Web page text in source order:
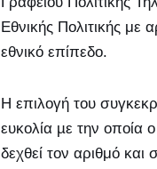
Εθνικής Πολιτικής με
εθνικό επίπεδο.
Η επιλογή του
ευκολία µε την οποία
δεχθεί τον αριθμό